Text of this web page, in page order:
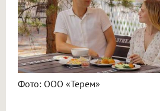
Фото: ООО «Терем»